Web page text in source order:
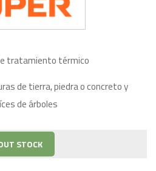
tratamiento térmico
de tierra, piedra o concreto y
de árboles
STOCK